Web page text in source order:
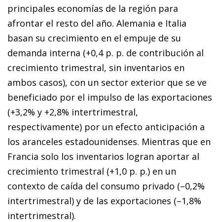
principales economías de la región para
afrontar el resto del año. Alemania e Italia
basan su crecimiento en el empuje de su
demanda interna (+0,4 p. p. de contribución al
crecimiento trimestral, sin inventarios en
ambos casos), con un sector exterior que se ve
beneficiado por el impulso de las exportaciones
(+3,2% y +2,8% intertrimestral,
respectivamente) por un efecto anticipación a
los aranceles estadounidenses. Mientras que en
Francia solo los inventarios logran aportar al
crecimiento trimestral (+1,0 p. p.) en un
contexto de caída del consumo privado (–0,2%
intertrimestral) y de las exportaciones (–1,8%
intertrimestral).